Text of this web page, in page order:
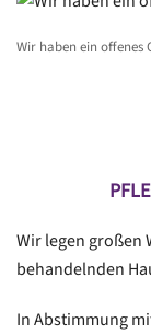
Wir haben ein offenes
Wir legen großen
behandelnden
In Abstimmung